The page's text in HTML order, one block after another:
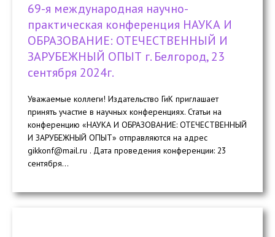
69-я международная научно-
практическая конференция НАУКА И
ОБРАЗОВАНИЕ: ОТЕЧЕСТВЕННЫЙ И
ЗАРУБЕЖНЫЙ ОПЫТ г. Белгород, 23
сентября 2024г.
Уважаемые коллеги! Издательство ГиК приглашает
принять участие в научных конференциях. Статьи на
конференцию «НАУКА И ОБРАЗОВАНИЕ: ОТЕЧЕСТВЕННЫЙ
И ЗАРУБЕЖНЫЙ ОПЫТ» отправляются на адрес
gikkonf@mail.ru . Дата проведения конференции: 23
cентября...